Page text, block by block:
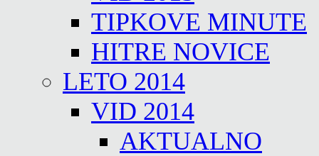
TIPKOVE MINUTE
HITRE NOVICE
LETO 2014
VID 2014
AKTUALNO